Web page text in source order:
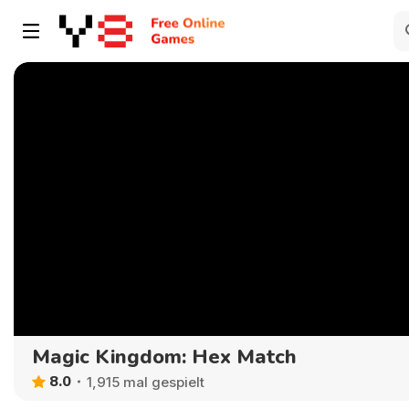
Magic Kingdom: Hex Match
8.0 1,915 mal gespielt